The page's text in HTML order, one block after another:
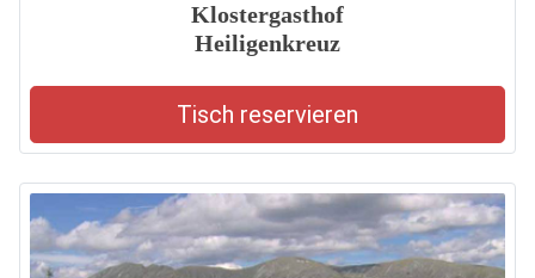
Klostergasthof
Heiligenkreuz
Tisch reservieren